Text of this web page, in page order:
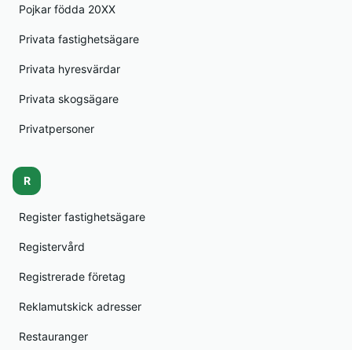
Pojkar födda 20XX
Privata fastighetsägare
Privata hyresvärdar
Privata skogsägare
Privatpersoner
R
Register fastighetsägare
Registervård
Registrerade företag
Reklamutskick adresser
Restauranger